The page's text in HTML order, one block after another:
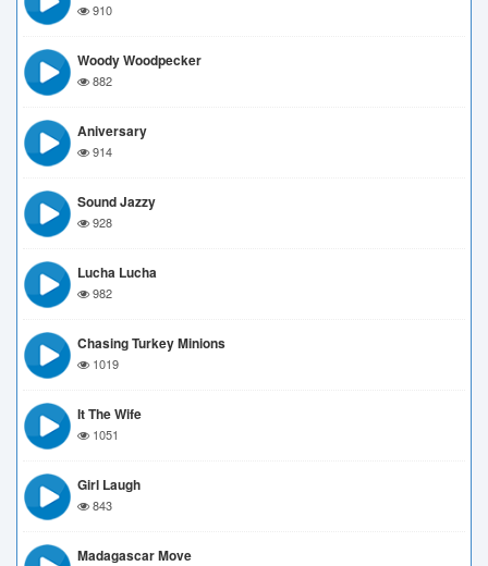
910
Woody Woodpecker
882
Aniversary
914
Sound Jazzy
928
Lucha Lucha
982
Chasing Turkey Minions
1019
It The Wife
1051
Girl Laugh
843
Madagascar Move